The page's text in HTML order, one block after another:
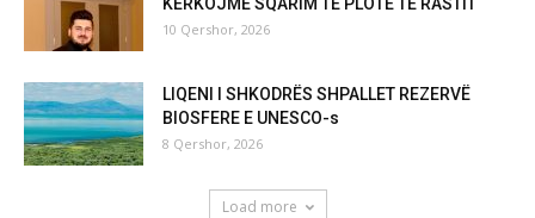
10 Qershor, 2026
LIQENI I SHKODRËS SHPALLET REZERVË
BIOSFERE E UNESCO-s
8 Qershor, 2026
Load more